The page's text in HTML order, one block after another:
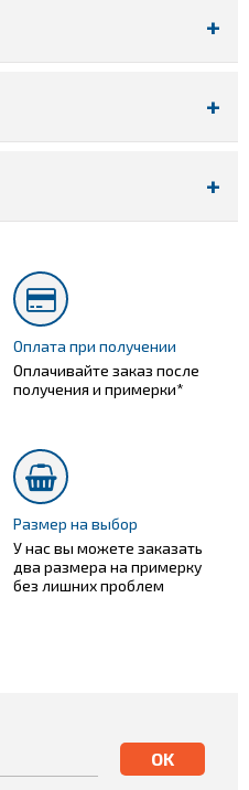
Оплата при получении
Оплачивайте заказ после
получения и примерки*
Размер на выбор
У нас вы можете заказать
два размера на примерку
без лишних проблем